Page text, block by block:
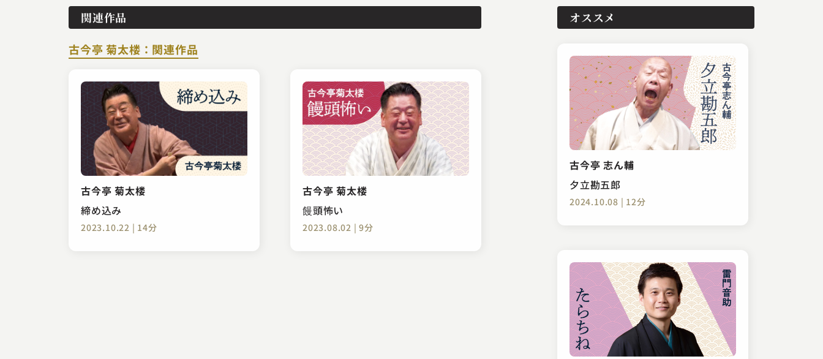
関連作品
古今亭 菊太楼：関連作品
古今亭 菊太楼
締め込み
2023.10.22 | 14分
古今亭 菊太楼
饅頭怖い
2023.08.02 | 9分
オススメ
古今亭 志ん輔
夕立勘五郎
2024.10.08 | 12分